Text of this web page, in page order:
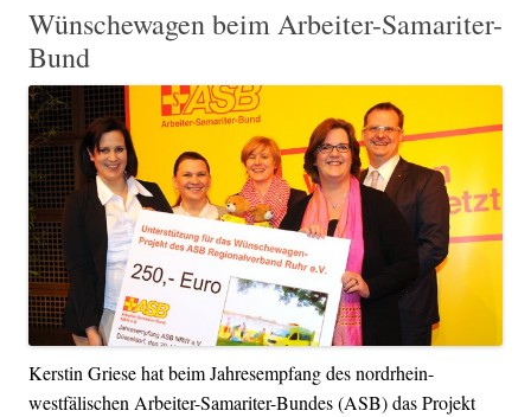
Wünschewagen beim Arbeiter-Samariter-
Bund
Kerstin Griese hat beim Jahresempfang des nordrhein-
westfälischen Arbeiter-Samariter-Bundes (ASB) das Projekt